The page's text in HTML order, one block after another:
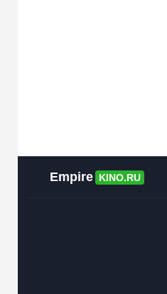
Empire KINO.RU